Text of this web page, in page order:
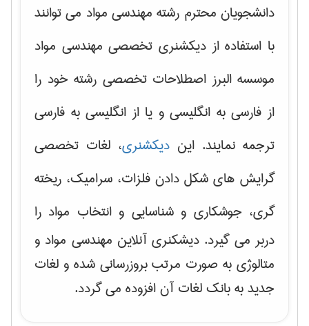
دانشجویان محترم رشته مهندسی مواد می توانند
با استفاده از دیکشنری تخصصی مهندسی مواد
موسسه البرز اصطلاحات تخصصی رشته خود را
از فارسی به انگلیسی و یا از انگلیسی به فارسی
ترجمه نمایند. این دیکشنری، لغات تخصصی
گرایش های شکل دادن فلزات، سرامیک، ریخته
گری، جوشکاری و شناسایی و انتخاب مواد را
دربر می گیرد. دیشکنری آنلاین مهندسی مواد و
متالوژی به صورت مرتب بروزرسانی شده و لغات
جدید به بانک لغات آن افزوده می گردد.